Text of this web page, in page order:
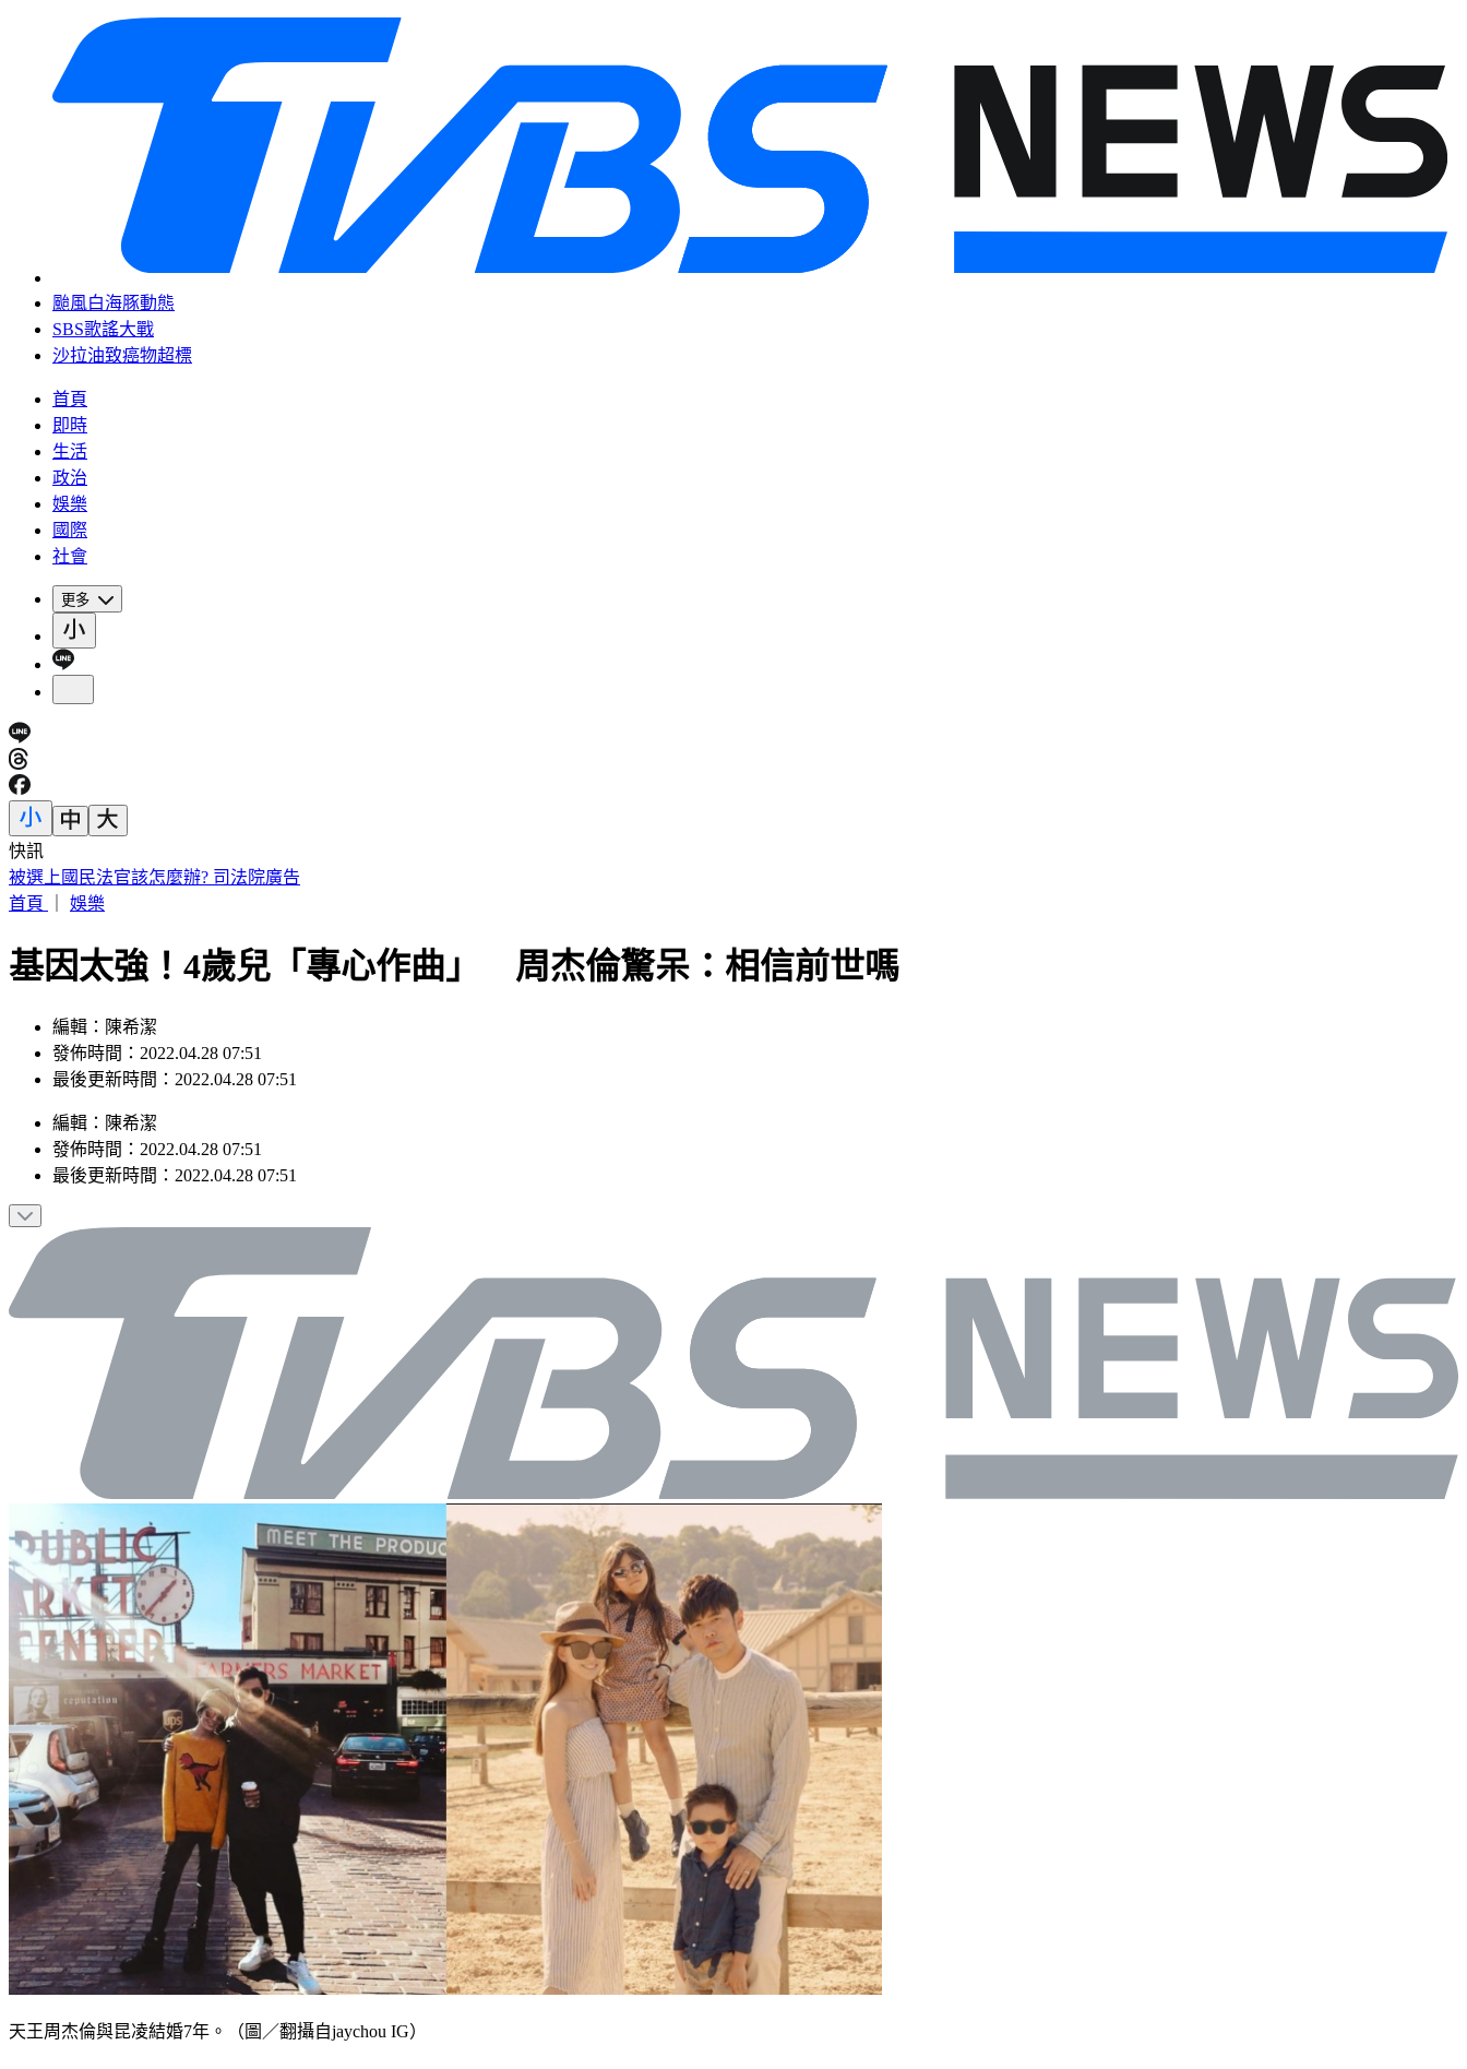
颱風白海豚動態
SBS歌謠大戰
沙拉油致癌物超標
首頁
即時
生活
政治
娛樂
國際
社會
更多
快訊
路透：伊朗警告波灣國家 美再動武恐危及區域能源設施
首頁
娛樂
基因太強！4歲兒「專心作曲」 周杰倫驚呆：相信前世嗎
編輯：陳希潔
發佈時間：2022.04.28 07:51
最後更新時間：2022.04.28 07:51
編輯 ： 陳希潔
發佈時間： 2022.04.28 07:51
最後更新時間： 2022.04.28 07:51
天王周杰倫與昆凌結婚7年。（圖／翻攝自jaychou IG）